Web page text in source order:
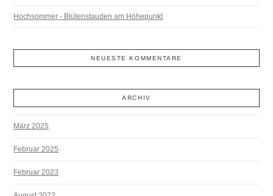
Hochsommer - Blütenstauden am Höhepunkt
NEUESTE KOMMENTARE
ARCHIV
März 2025
Februar 2025
Februar 2023